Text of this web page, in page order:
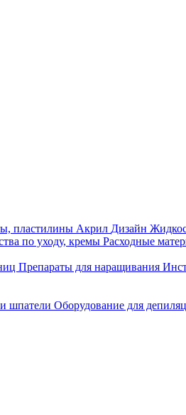
пластилины Акрил Дизайн
по уходу, кремы Расходные
Препараты для наращивания
шпатели Оборудование для